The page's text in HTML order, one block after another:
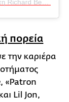
πορεία
την καριέρα
«Patron
Lil Jon,